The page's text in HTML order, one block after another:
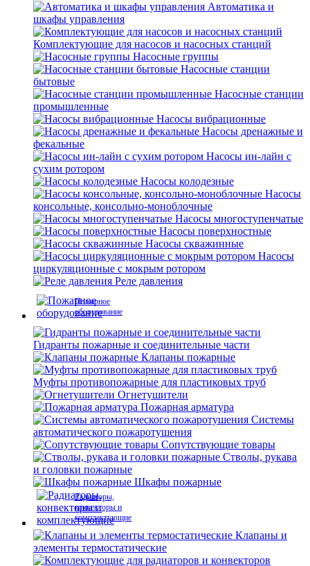
Автоматика и
шкафы управления
Комплектующие для насосов и насосных станций
Насосные группы
Насосные станции
бытовые
Насосные станции
промышленные
Насосы вибрационные
Насосы дренажные и
фекальные
Насосы ин-лайн с
сухим ротором
Насосы колодезные
Насосы
консольные, консольно-моноблочные
Насосы многоступенчатые
Насосы поверхностные
Насосы скважинные
Насосы
циркуляционные с мокрым ротором
Реле давления
Пожарное
оборудование
Гидранты пожарные и соединительные части
Клапаны пожарные
Муфты противопожарные для пластиковых труб
Огнетушители
Пожарная арматура
Системы
автоматического пожаротушения
Сопутствующие товары
Стволы, рукава
и головки пожарные
Шкафы пожарные
Радиаторы,
конвекторы и
комплектующие
Клапаны и
элементы термостатические